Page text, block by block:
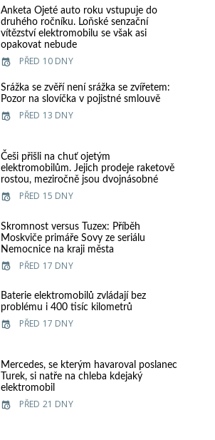
Anketa Ojeté auto roku vstupuje do
druhého ročníku. Loňské senzační
vítězství elektromobilu se však asi
opakovat nebude
PŘED 10 DNY
Srážka se zvěří není srážka se zvířetem:
Pozor na slovíčka v pojistné smlouvě
PŘED 13 DNY
Češi přišli na chuť ojetým
elektromobilům. Jejich prodeje raketově
rostou, meziročně jsou dvojnásobné
PŘED 15 DNY
Skromnost versus Tuzex: Příběh
Moskviče primáře Sovy ze seriálu
Nemocnice na kraji města
PŘED 17 DNY
Baterie elektromobilů zvládají bez
problému i 400 tisíc kilometrů
PŘED 17 DNY
Mercedes, se kterým havaroval poslanec
Turek, si natře na chleba kdejaký
elektromobil
PŘED 21 DNY